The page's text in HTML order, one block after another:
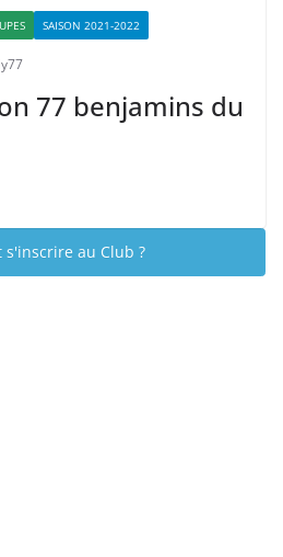
SAISON 2021-2022
77 benjamins du
s'inscrire au Club ?